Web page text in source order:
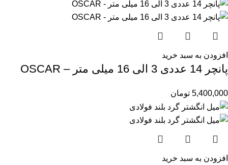
افزودن به سبد خرید
پانچر 14 عددی 3 الی 16 میلی متر – OSCAR
5,400,000 تومان
افزودن به سبد خرید